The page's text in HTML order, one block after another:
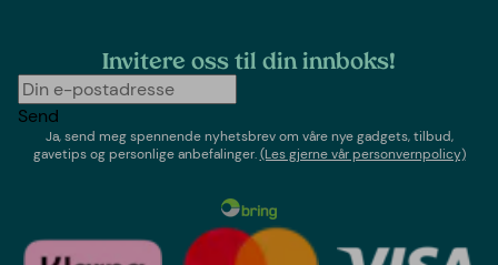
Invitere oss til din innboks!
Send
Ja, send meg spennende nyhetsbrev om våre nye gadgets, tilbud,
gavetips og personlige anbefalinger.(Les gjerne vår personvernpolicy)